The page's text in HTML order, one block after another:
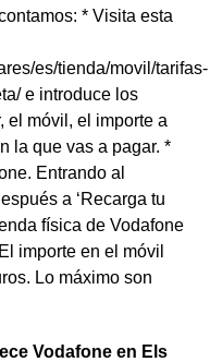
* Visita esta
es/tienda/movil/tarifas-
e introduce los
el móvil, el importe a
la que vas a pagar. *
Entrando al
a ‘Recarga tu
física de Vodafone
importe en el móvil
Lo máximo son
Vodafone en Els